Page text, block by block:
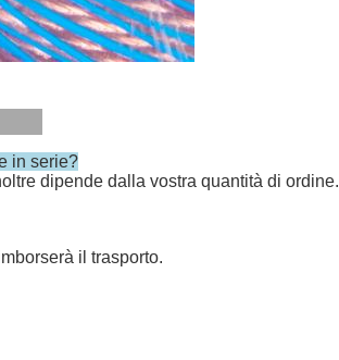
in serie?
dipende dalla vostra quantità di ordine.
il trasporto.